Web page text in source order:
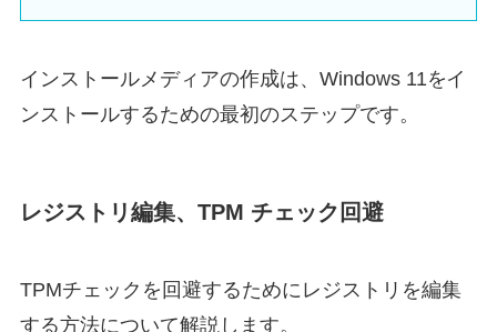
インストールメディアの作成は、Windows 11をイ
ンストールするための最初のステップです。
レジストリ編集、TPM チェック回避
TPMチェックを回避するためにレジストリを編集
する方法について解説します。